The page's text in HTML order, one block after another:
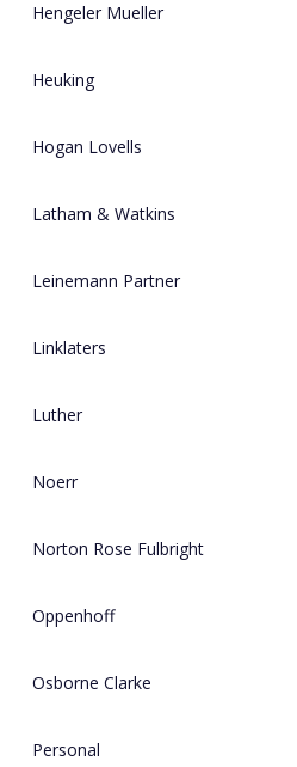
Hengeler Mueller
Heuking
Hogan Lovells
Latham & Watkins
Leinemann Partner
Linklaters
Luther
Noerr
Norton Rose Fulbright
Oppenhoff
Osborne Clarke
Personal